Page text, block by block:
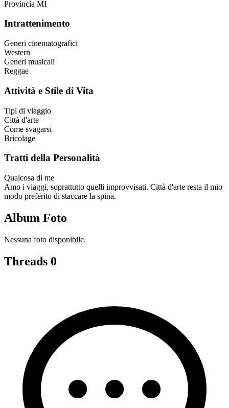
Provincia MI
Intrattenimento
Generi cinematografici
Western
Generi musicali
Reggae
Attività e Stile di Vita
Tipi di viaggio
Città d'arte
Come svagarsi
Bricolage
Tratti della Personalità
Qualcosa di me
Amo i viaggi, soprattutto quelli improvvisati. Città d'arte resta il mio
modo preferito di staccare la spina.
Album Foto
Nessuna foto disponibile.
Threads 0